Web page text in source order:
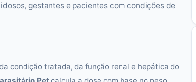
gestantes e pacientes com condições de
condição tratada, da função renal e hepática do